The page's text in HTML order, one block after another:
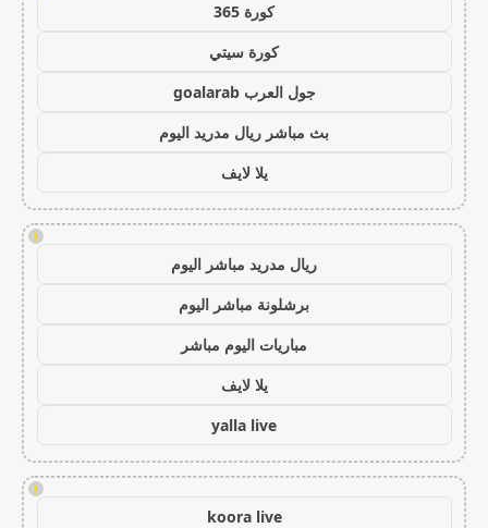
كورة 365
كورة سيتي
جول العرب goalarab
بث مباشر ريال مدريد اليوم
يلا لايف
!
ريال مدريد مباشر اليوم
برشلونة مباشر اليوم
مباريات اليوم مباشر
يلا لايف
yalla live
!
koora live